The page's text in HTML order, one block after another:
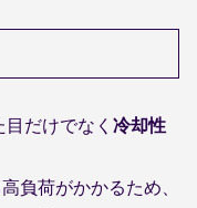
だけでなく 冷却性
負荷がかかるため、